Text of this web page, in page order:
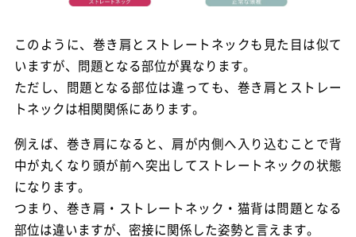
このように、巻き肩とストレートネックも見た目は似て
いますが、問題となる部位が異なります。
ただし、問題となる部位は違っても、巻き肩とストレー
トネックは相関関係にあります。
例えば、巻き肩になると、肩が内側へ入り込むことで背
中が丸くなり頭が前へ突出してストレートネックの状態
になります。
つまり、巻き肩・ストレートネック・猫背は問題となる
部位は違いますが、密接に関係した姿勢と言えます。